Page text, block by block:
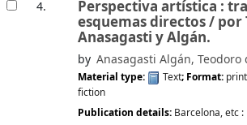
4. Perspectiva artística :
esquemas directos / por
Anasagasti y Algán.
by Anasagasti Algán, Teodoro
Material type: Text; Format: print
fiction
Publication details: Barcelona, etc :